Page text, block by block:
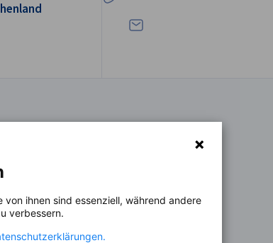
von ihnen sind essenziell, während andere
verbessern.